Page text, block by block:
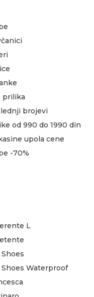
prilika
brojevi
od 990 do 1990 din
upola cene
-70%
L
Shoes Waterproof